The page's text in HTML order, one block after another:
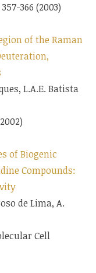
357-366 (2003)
of the Raman
L.A.E. Batista
of Biogenic
Compounds:
de Lima, A.
Cell